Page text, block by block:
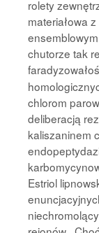
rolety
materiałowa
chutorze tak
chlorom
deliberacją
kaliszaninem
Estriol